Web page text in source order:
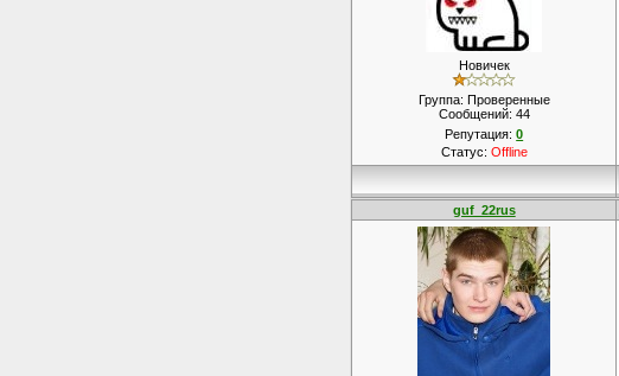
Новичек
Группа: Проверенные
Сообщений: 44
Репутация:0
Статус: Offline
guf_22rus